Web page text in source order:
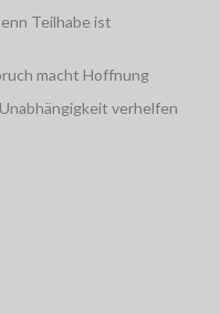
Teilhabe ist
macht Hoffnung
verhelfen